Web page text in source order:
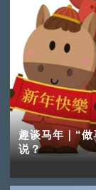
趣谈马年｜“
说？